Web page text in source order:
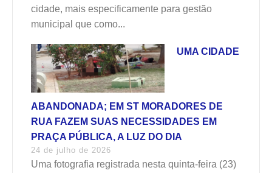
cidade, mais especificamente para gestão
municipal que como...
UMA CIDADE
ABANDONADA; EM ST MORADORES DE
RUA FAZEM SUAS NECESSIDADES EM
PRAÇA PÚBLICA, A LUZ DO DIA
24 de julho de 2026
Uma fotografia registrada nesta quinta-feira (23)